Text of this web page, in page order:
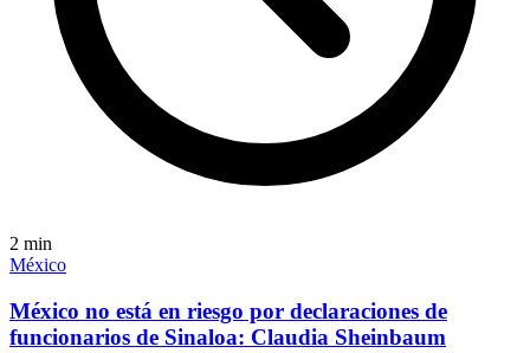
2 min
México
México no está en riesgo por declaraciones de
funcionarios de Sinaloa: Claudia Sheinbaum